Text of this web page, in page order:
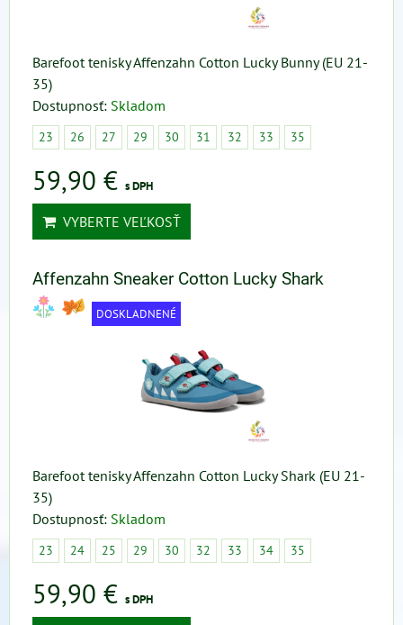
Barefoot tenisky Affenzahn Cotton Lucky Bunny (EU 21-
35)
Dostupnosť: Skladom
23 26 27 29 30 31 32 33 35
59,90 € s DPH
VYBERTE VEĽKOSŤ
Affenzahn Sneaker Cotton Lucky Shark
DOSKLADNENÉ
Barefoot tenisky Affenzahn Cotton Lucky Shark (EU 21-
35)
Dostupnosť: Skladom
23 24 25 29 30 32 33 34 35
59,90 € s DPH